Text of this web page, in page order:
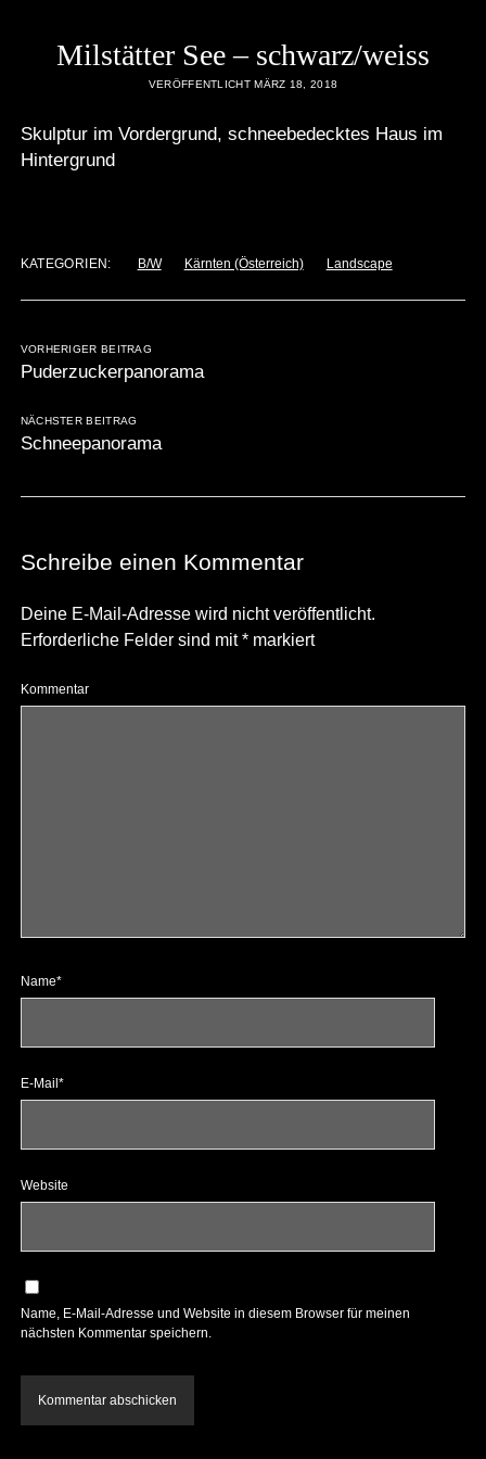
Milstätter See – schwarz/weiss
VERÖFFENTLICHT MÄRZ 18, 2018
Skulptur im Vordergrund, schneebedecktes Haus im
Hintergrund
KATEGORIEN: B/W Kärnten (Österreich) Landscape
VORHERIGER BEITRAG
Puderzuckerpanorama
NÄCHSTER BEITRAG
Schneepanorama
Schreibe einen Kommentar
Deine E-Mail-Adresse wird nicht veröffentlicht.
Erforderliche Felder sind mit*markiert
Kommentar
Name*
E-Mail*
Website
Name, E-Mail-Adresse und Website in diesem Browser für meinen
nächsten Kommentar speichern.